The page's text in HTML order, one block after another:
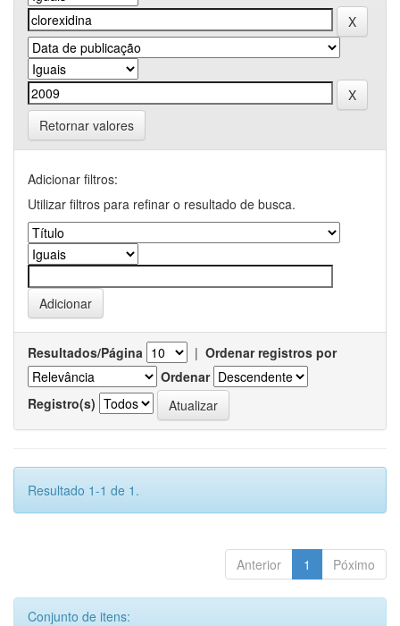
Retornar valores
Adicionar filtros:
Utilizar filtros para refinar o resultado de busca.
Resultados/Página | Ordenar registros por
Ordenar
Registro(s)
Resultado 1-1 de 1.
Anterior 1 Póximo
Conjunto de itens: